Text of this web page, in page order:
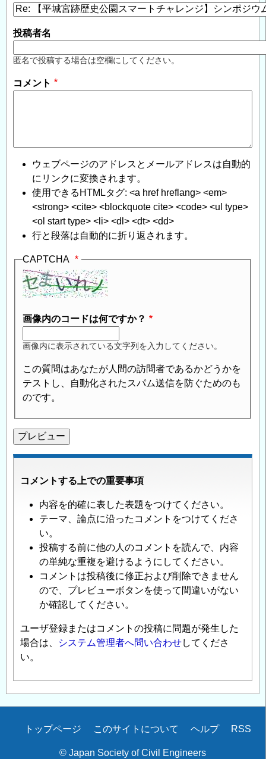
投稿者名
匿名で投稿する場合は空欄にしてください。
コメント
ウェブページのアドレスとメールアドレスは自動的
にリンクに変換されます。
使用できるHTMLタグ: <a href hreflang> <em>
<strong> <cite> <blockquote cite> <code> <ul type>
<ol start type> <li> <dl> <dt> <dd>
行と段落は自動的に折り返されます。
CAPTCHA
画像内のコードは何ですか？
画像内に表示されている文字列を入力してください。
この質問はあなたが人間の訪問者であるかどうかを
テストし、自動化されたスパム送信を防ぐためのも
のです。
コメントする上での重要事項
内容を的確に表した表題をつけてください。
テーマ、論点に沿ったコメントをつけてくださ
い。
投稿する前に他の人のコメントを読んで、内容
の単純な重複を避けるようにしてください。
コメントは投稿後に修正および削除できません
ので、プレビューボタンを使って間違いがない
か確認してください。
ユーザ登録またはコメントの投稿に問題が発生した
場合は、
システム管理者へ問い合わせしてくださ
い。
Secondary
トップページ このサイトについて ヘルプ RSS
© Japan Society of Civil Engineers